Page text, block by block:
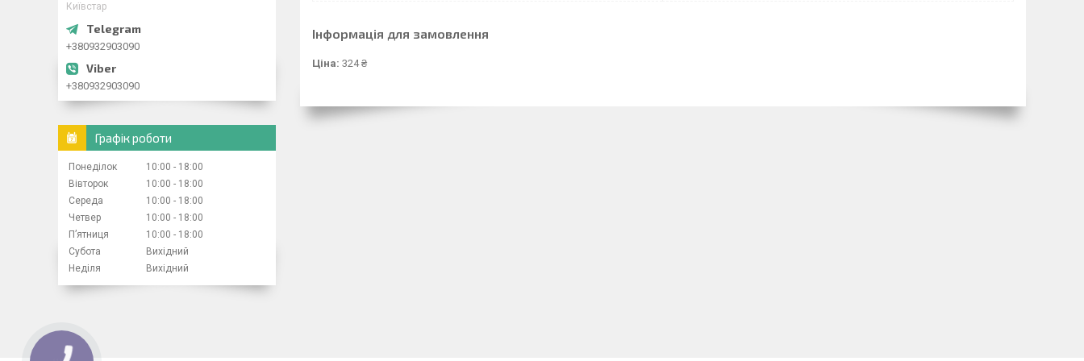
Інформація для замовлення
Ціна: 324 ₴
Київстар
+380932903090
+380932903090
Графік роботи
Понеділок 10:00
18:00
Вівторок
10:00
18:00
Середа
10:00
18:00
Четвер
10:00
18:00
Пʼятниця
10:00
18:00
Субота
Вихідний
Неділя
Вихідний